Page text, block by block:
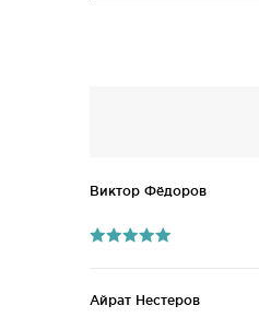
Виктор Фёдоров
Айрат Нестеров